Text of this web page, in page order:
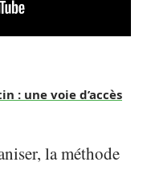
: une voie d’accès
la méthode